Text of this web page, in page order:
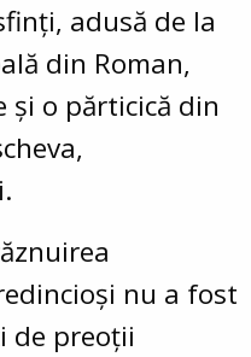
adusă de la
din Roman,
și o părticică din
nu a fost
de preoții